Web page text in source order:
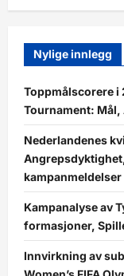
Nylige innlegg
Toppmålscorere i
Tournament:
Nederlandenes
kampanmeldelser
Kampanalyse av
formasjoner,
Innvirkning av